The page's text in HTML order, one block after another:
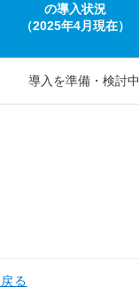
の導入状況
（2025年4月現在）
導入を準備・検討中
る